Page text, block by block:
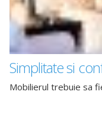
Simplitate si
Mobilierul trebuie sa